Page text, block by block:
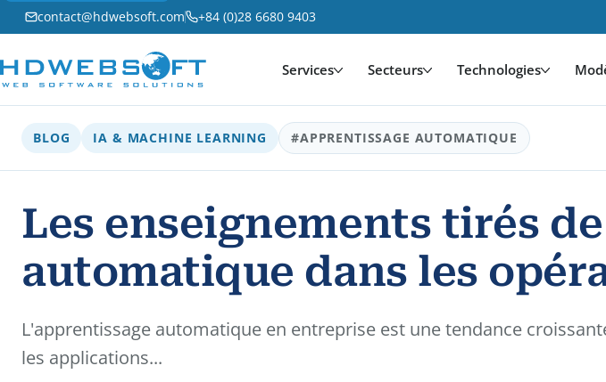
contact@hdwebsoft.com +84 (0)28 6680 9403
Services Secteurs Technologies
BLOG IA & MACHINE LEARNING #APPRENTISSAGE AUTOMATIQUE
Les enseignements tirés
automatique dans les
L'apprentissage automatique en entreprise est une tendance
les applications...